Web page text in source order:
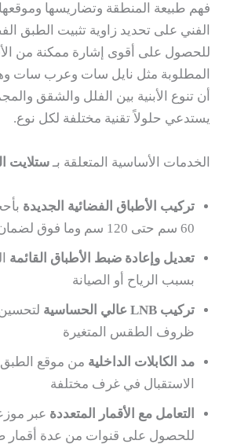
فهم طبيعة المنطقة وتضاريسها
الفني على تحديد زاوية تثبيت الطبق
للحصول على أقوى إشارة ممكنة من
المطلوبة مثل نايل سات وعرب سات
أن تنوع الأبنية بين الفلل والشقق
يستدعي حلولاً تقنية مختلفة لكل نوع.
الخدمات الأساسية المتعلقة بـ ستلايت
تركيب الأطباق الفضائية الجديدة
60 سم حتى 120 سم وما فوق لضمان استقبال أفضل
تعديل وإعادة ضبط الأطباق القائمة
بسبب الرياح أو الصيانة
تركيب LNB عالي الحساسية
ظروف الطقس المتغيرة
مد الكابلات الداخلية من موقع
الاستقبال في غرف مختلفة
التعامل مع الأقمار المتعددة
للحصول على قنوات من عدة أقمار